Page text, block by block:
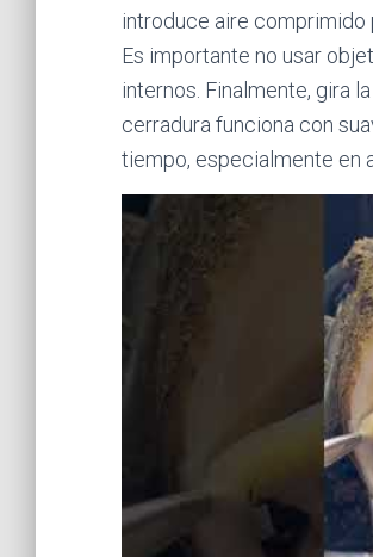
introduce aire comprimido
Es importante no usar
internos. Finalmente, gira
cerradura funciona con
tiempo, especialmente en